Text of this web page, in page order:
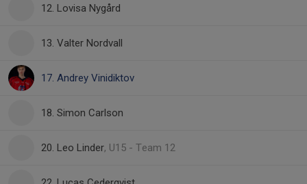
12. Lovisa Nygård
13. Valter Nordvall
17. Andrey Vinidiktov
18. Simon Carlson
20. Leo Linder, U15 - Team 12